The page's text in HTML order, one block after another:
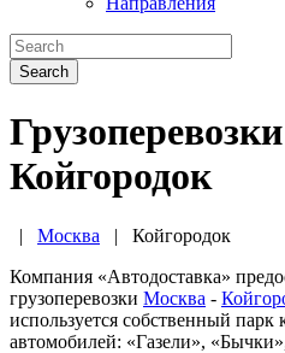
Search
Койгородок
| Москва | Койгородок
Компания «Автодоставка»
грузоперевозки Москва -
используется собственный
автомобилей: «Газели»,